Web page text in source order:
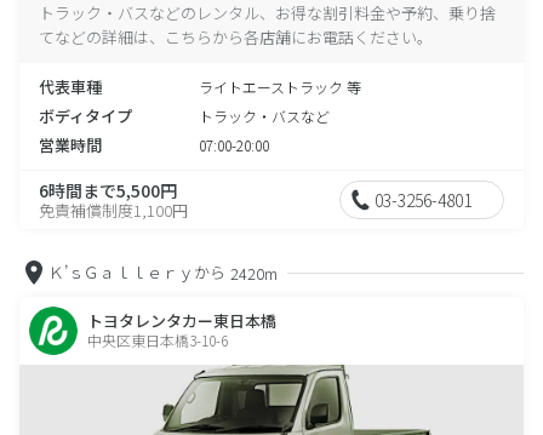
トラック・バスなどのレンタル、お得な割引料金や予約、乗り捨
てなどの詳細は、こちらから各店舗にお電話ください。
代表車種 ライトエーストラック 等
ボディタイプ トラック・バスなど
営業時間 07:00-20:00
6時間まで5,500円
免責補償制度1,100円 03-3256-4801
Ｋ’ｓＧａｌｌｅｒｙから 2420m
トヨタレンタカー東日本橋
中央区東日本橋3-10-6